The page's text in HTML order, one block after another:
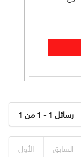
رسائل 1 - 1 من 1
الأول السابق